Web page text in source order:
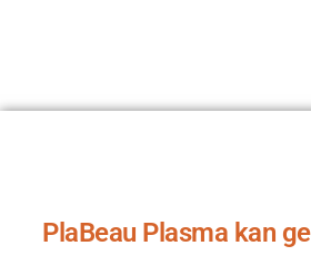
PlaBeau Plasma kan